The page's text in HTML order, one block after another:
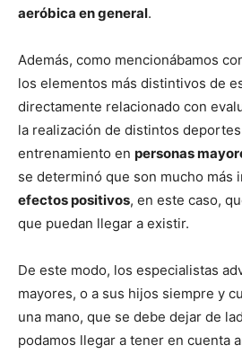
aeróbica en general.
Además, como mencionábamos
los elementos más distintivos de
directamente relacionado con
la realización de distintos
entrenamiento en personas
se determinó que son mucho más
efectos positivos, en este caso,
que puedan llegar a existir.
De este modo, los especialistas
mayores, o a sus hijos siempre y
una mano, que se debe dejar de
podamos llegar a tener en cuenta